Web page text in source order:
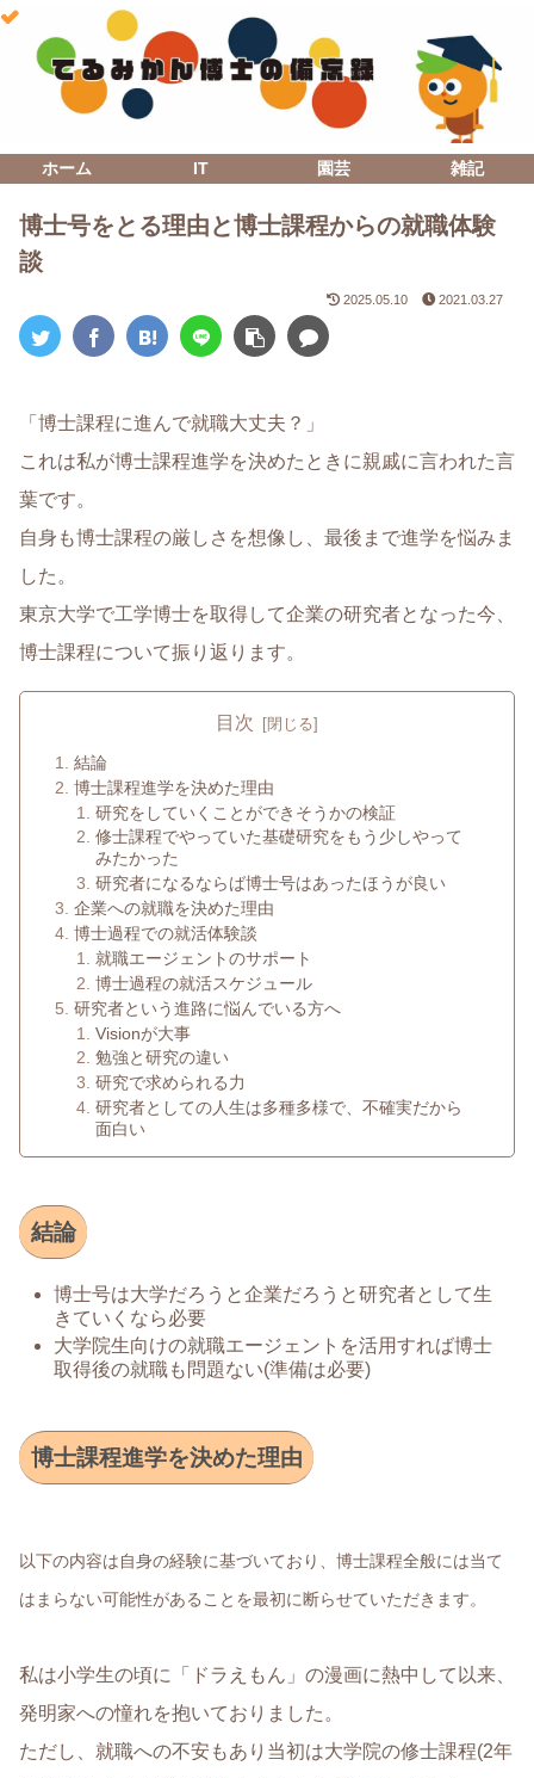
ホーム IT 園芸 雑記
博士号をとる理由と博士課程からの就職体験
談
2025.05.10 2021.03.27
「博士課程に進んで就職大丈夫？」
これは私が博士課程進学を決めたときに親戚に言われた言
葉です。
自身も博士課程の厳しさを想像し、最後まで進学を悩みま
した。
東京大学で工学博士を取得して企業の研究者となった今、
博士課程について振り返ります。
目次
結論
博士課程進学を決めた理由
研究をしていくことができそうかの検証
修士課程でやっていた基礎研究をもう少しやって
みたかった
研究者になるならば博士号はあったほうが良い
企業への就職を決めた理由
博士過程での就活体験談
就職エージェントのサポート
博士過程の就活スケジュール
研究者という進路に悩んでいる方へ
Visionが大事
勉強と研究の違い
研究で求められる力
研究者としての人生は多種多様で、不確実だから
面白い
結論
博士号は大学だろうと企業だろうと研究者として生
きていくなら必要
大学院生向けの就職エージェントを活用すれば博士
取得後の就職も問題ない(準備は必要)
博士課程進学を決めた理由
以下の内容は自身の経験に基づいており、博士課程全般には当て
はまらない可能性があることを最初に断らせていただきます。
私は小学生の頃に「ドラえもん」の漫画に熱中して以来、
発明家への憧れを抱いておりました。
ただし、就職への不安もあり当初は大学院の修士課程(2年